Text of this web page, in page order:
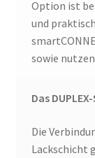
Option ist
und
sowie
Das
Die
Lackschicht